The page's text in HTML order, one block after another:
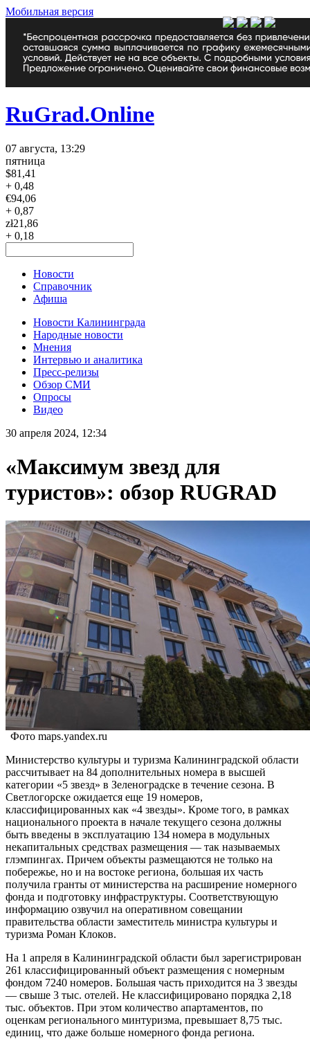
Мобильная версия
RuGrad.Online
07 августа, 13:29
пятница
$81,41
+ 0,48
€94,06
+ 0,87
zł21,86
+ 0,18
Новости
Справочник
Афиша
Новости Калининграда
Народные новости
Мнения
Интервью и аналитика
Пресс-релизы
Обзор СМИ
Опросы
Видео
30 апреля 2024, 12:34
«Максимум звезд для
туристов»: обзор RUGRAD
Фото maps.yandex.ru
Министерство культуры и туризма Калининградской области
рассчитывает на 84 дополнительных номера в высшей
категории «5 звезд» в Зеленоградске в течение сезона. В
Светлогорске ожидается еще 19 номеров,
классифицированных как «4 звезды». Кроме того, в рамках
национального проекта в начале текущего сезона должны
быть введены в эксплуатацию 134 номера в модульных
некапитальных средствах размещения — так называемых
глэмпингах. Причем объекты размещаются не только на
побережье, но и на востоке региона, большая их часть
получила гранты от министерства на расширение номерного
фонда и подготовку инфраструктуры. Соответствующую
информацию озвучил на оперативном совещании
правительства области заместитель министра культуры и
туризма Роман Клоков.
На 1 апреля в Калининградской области был зарегистрирован
261 классифицированный объект размещения с номерным
фондом 7240 номеров. Большая часть приходится на 3 звезды
— свыше 3 тыс. отелей. Не классифицировано порядка 2,18
тыс. объектов. При этом количество апартаментов, по
оценкам регионального минтуризма, превышает 8,75 тыс.
единиц, что даже больше номерного фонда региона.